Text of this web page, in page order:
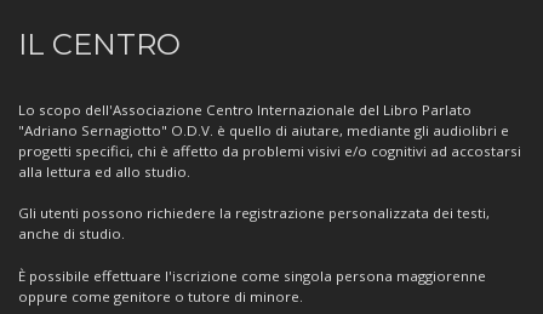
Informazioni
sul
Centro
IL CENTRO
Lo scopo dell'Associazione Centro Internazionale del Libro Parlato
"Adriano Sernagiotto" O.D.V. è quello di aiutare, mediante gli audiolibri e
progetti specifici, chi è affetto da problemi visivi e/o cognitivi ad accostarsi
alla lettura ed allo studio.
Gli utenti possono richiedere la registrazione personalizzata dei testi,
anche di studio.
È possibile effettuare l'iscrizione come singola persona maggiorenne
oppure come genitore o tutore di minore.